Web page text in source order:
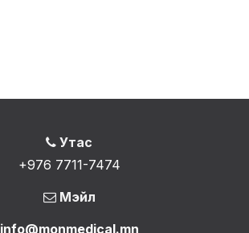
Утас
+976 7711-7474
Мэйл
info@monmedical.mn